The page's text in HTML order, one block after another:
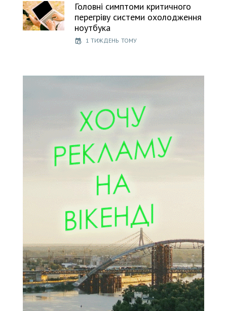
Головні симптоми критичного
перегріву системи охолодження
ноутбука
1 ТИЖДЕНЬ ТОМУ